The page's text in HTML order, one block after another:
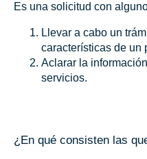
Es una solicitud con
Llevar a cabo un
características de un
Aclarar la
servicios.
¿En qué consisten las